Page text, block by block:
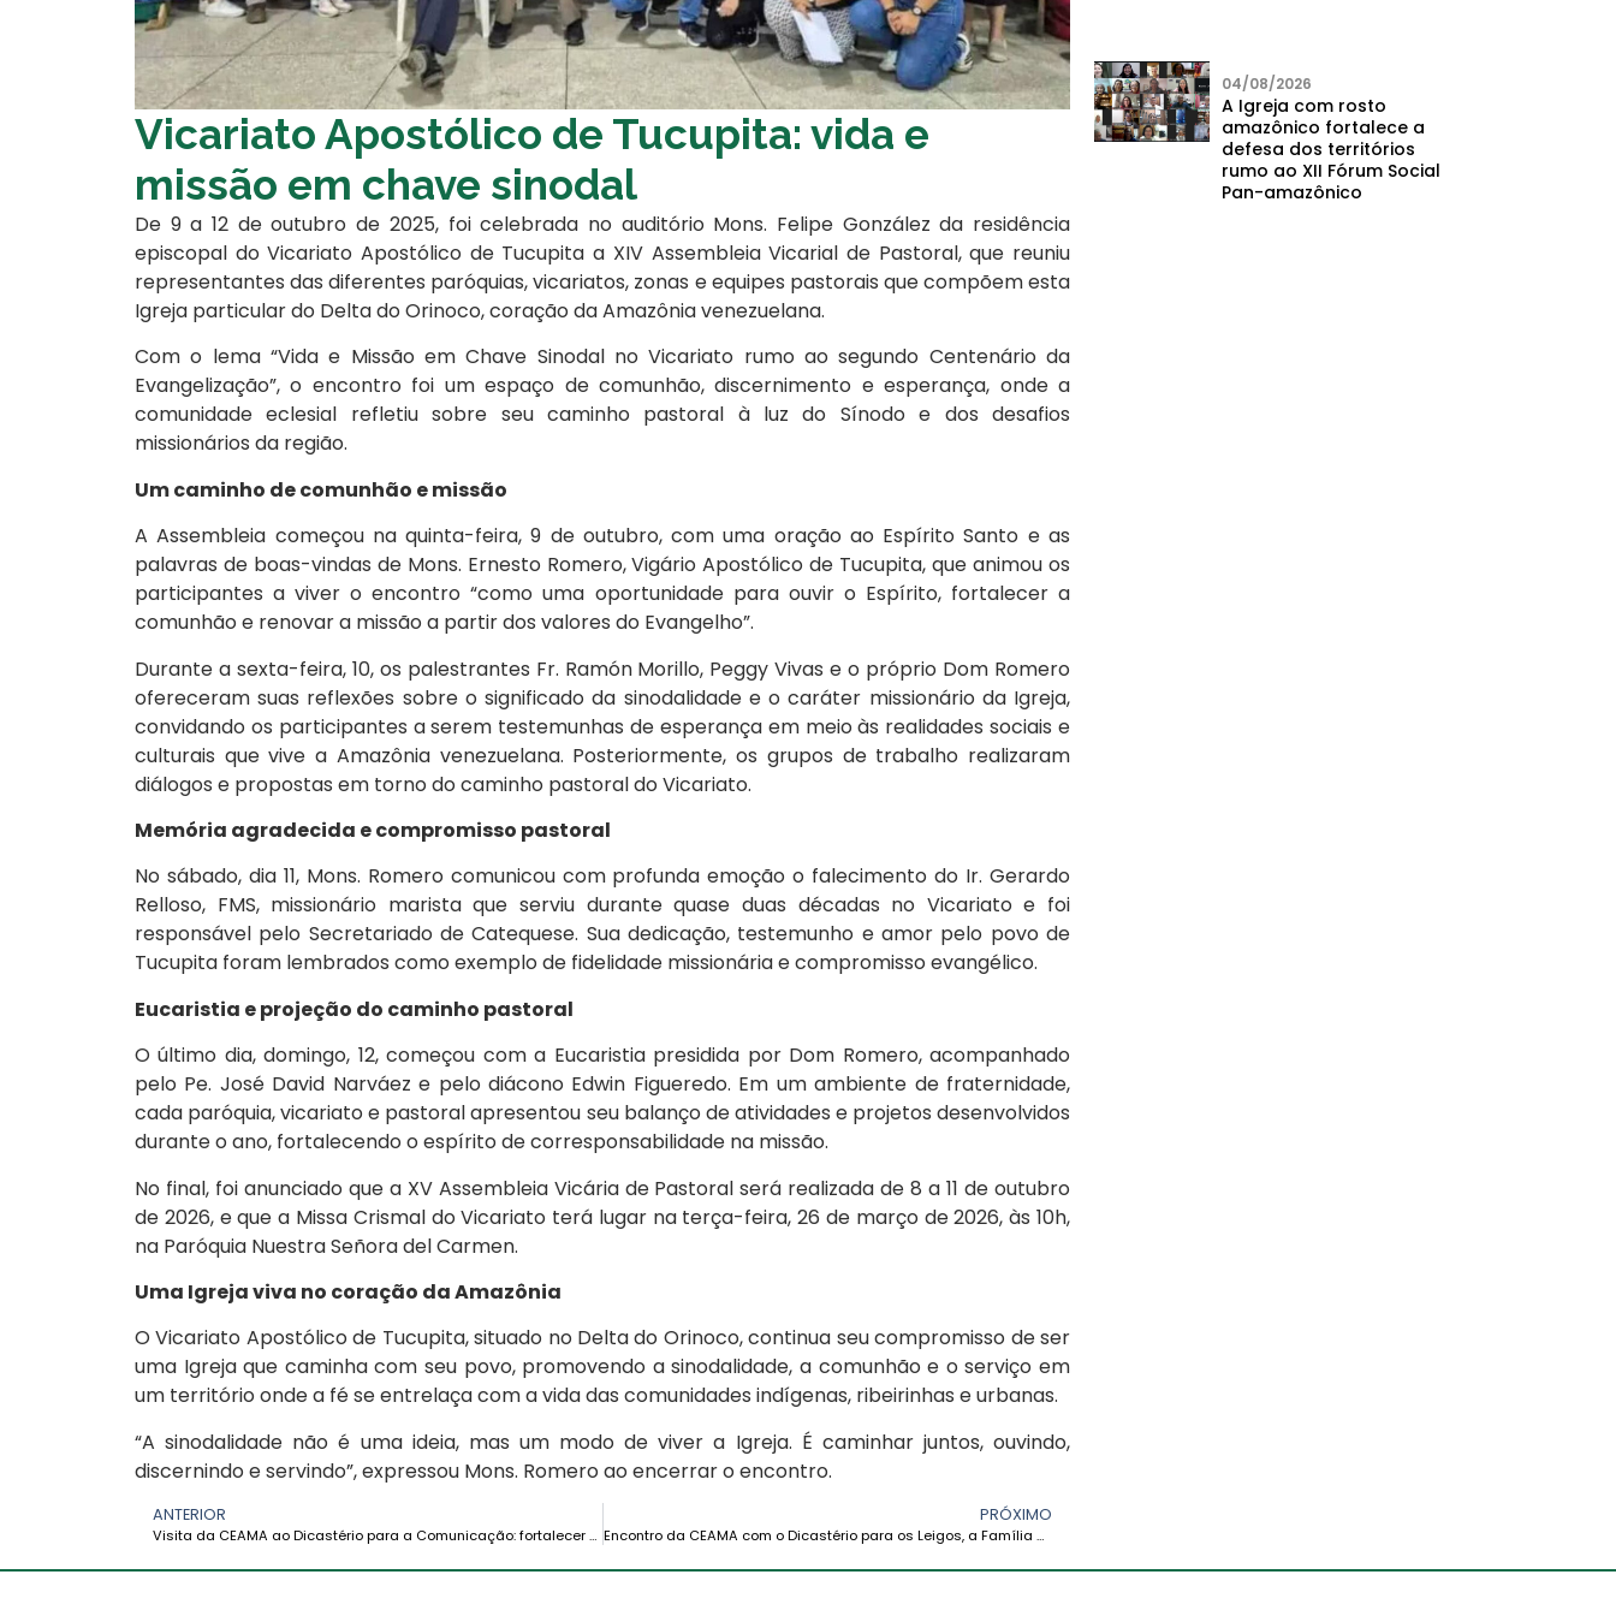
Vicariato Apostólico de Tucupita: vida e
missão em chave sinodal
De 9 a 12 de outubro de 2025, foi celebrada no auditório Mons. Felipe González da residência
episcopal do Vicariato Apostólico de Tucupita a XIV Assembleia Vicarial de Pastoral, que reuniu
representantes das diferentes paróquias, vicariatos, zonas e equipes pastorais que compõem esta
Igreja particular do Delta do Orinoco, coração da Amazônia venezuelana.
Com o lema “Vida e Missão em Chave Sinodal no Vicariato rumo ao segundo Centenário da
Evangelização”, o encontro foi um espaço de comunhão, discernimento e esperança, onde a
comunidade eclesial refletiu sobre seu caminho pastoral à luz do Sínodo e dos desafios
missionários da região.
Um caminho de comunhão e missão
A Assembleia começou na quinta-feira, 9 de outubro, com uma oração ao Espírito Santo e as
palavras de boas-vindas de Mons. Ernesto Romero, Vigário Apostólico de Tucupita, que animou os
participantes a viver o encontro “como uma oportunidade para ouvir o Espírito, fortalecer a
comunhão e renovar a missão a partir dos valores do Evangelho”.
Durante a sexta-feira, 10, os palestrantes Fr. Ramón Morillo, Peggy Vivas e o próprio Dom Romero
ofereceram suas reflexões sobre o significado da sinodalidade e o caráter missionário da Igreja,
convidando os participantes a serem testemunhas de esperança em meio às realidades sociais e
culturais que vive a Amazônia venezuelana. Posteriormente, os grupos de trabalho realizaram
diálogos e propostas em torno do caminho pastoral do Vicariato.
Memória agradecida e compromisso pastoral
No sábado, dia 11, Mons. Romero comunicou com profunda emoção o falecimento do Ir. Gerardo
Relloso, FMS, missionário marista que serviu durante quase duas décadas no Vicariato e foi
responsável pelo Secretariado de Catequese. Sua dedicação, testemunho e amor pelo povo de
Tucupita foram lembrados como exemplo de fidelidade missionária e compromisso evangélico.
Eucaristia e projeção do caminho pastoral
O último dia, domingo, 12, começou com a Eucaristia presidida por Dom Romero, acompanhado
pelo Pe. José David Narváez e pelo diácono Edwin Figueredo. Em um ambiente de fraternidade,
cada paróquia, vicariato e pastoral apresentou seu balanço de atividades e projetos desenvolvidos
durante o ano, fortalecendo o espírito de corresponsabilidade na missão.
No final, foi anunciado que a XV Assembleia Vicária de Pastoral será realizada de 8 a 11 de outubro
de 2026, e que a Missa Crismal do Vicariato terá lugar na terça-feira, 26 de março de 2026, às 10h,
na Paróquia Nuestra Señora del Carmen.
Uma Igreja viva no coração da Amazônia
O Vicariato Apostólico de Tucupita, situado no Delta do Orinoco, continua seu compromisso de ser
uma Igreja que caminha com seu povo, promovendo a sinodalidade, a comunhão e o serviço em
um território onde a fé se entrelaça com a vida das comunidades indígenas, ribeirinhas e urbanas.
“A sinodalidade não é uma ideia, mas um modo de viver a Igreja. É caminhar juntos, ouvindo,
discernindo e servindo”, expressou Mons. Romero ao encerrar o encontro.
ANTERIOR
Visita da CEAMA ao Dicastério para a Comunicação: fortalecer a voz amazônica na Igreja universal
PRÓXIMO
Encontro da CEAMA com o Dicastério para os Leigos, a Família e a Vida
04/08/2026
A Igreja com rosto
amazônico fortalece a
defesa dos territórios
rumo ao XII Fórum Social
Pan-amazônico